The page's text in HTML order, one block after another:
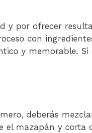
y por ofrecer
con
y memorable. Si
deberás
el mazapán y corta